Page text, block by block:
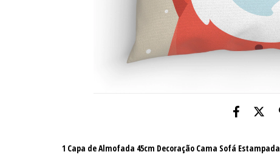
1 Capa de Almofada 45cm Decoração Cama Sofá Estampada